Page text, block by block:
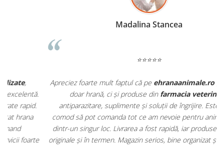
Madalina Stancea
Apreciez foarte mult faptul că peehranaanimale.rogăsesc nu
doar hrană, ci și produse dinfarmacia veterinară:
antiparazitare, suplimente și soluții de îngrijire. Este foarte
comod să pot comanda tot ce am nevoie pentru animalul meu
dintr-un singur loc. Livrarea a fost rapidă, iar produsele au fost
originale și în termen. Magazin serios, bine organizat și foarte util